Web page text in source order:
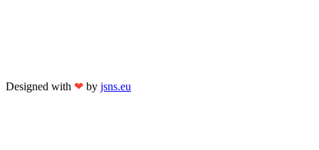
Designed with ❤ by jsns.eu